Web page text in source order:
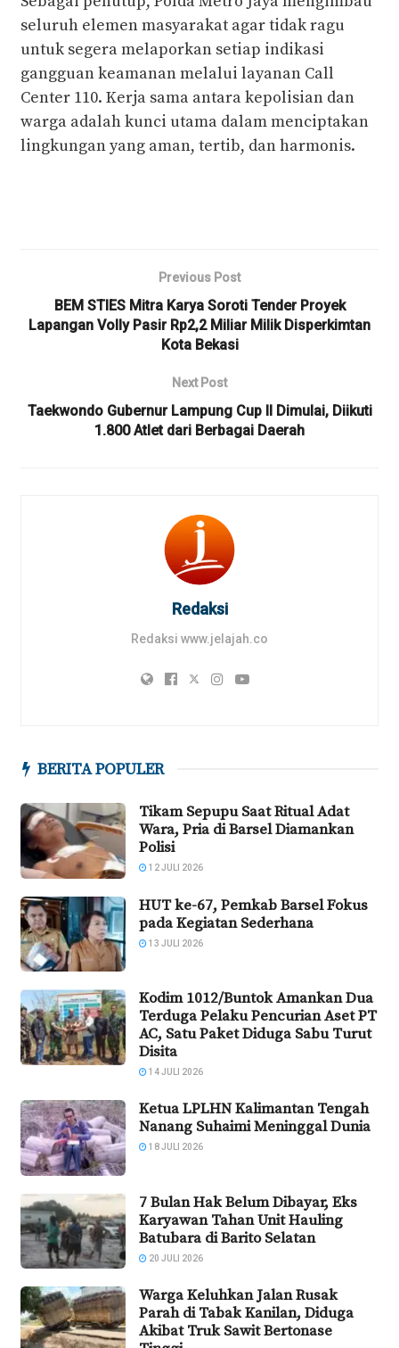
seluruh elemen masyarakat agar tidak ragu
untuk segera melaporkan setiap indikasi
gangguan keamanan melalui layanan Call
Center 110. Kerja sama antara kepolisian dan
warga adalah kunci utama dalam menciptakan
lingkungan yang aman, tertib, dan harmonis.
Previous Post
BEM STIES Mitra Karya Soroti Tender Proyek
Lapangan Volly Pasir Rp2,2 Miliar Milik Disperkimtan
Kota Bekasi
Next Post
Taekwondo Gubernur Lampung Cup II Dimulai, Diikuti
1.800 Atlet dari Berbagai Daerah
Redaksi
Redaksi www.jelajah.co
BERITA POPULER
Tikam Sepupu Saat Ritual Adat
Wara, Pria di Barsel Diamankan
Polisi
12 JULI 2026
HUT ke-67, Pemkab Barsel Fokus
pada Kegiatan Sederhana
13 JULI 2026
Kodim 1012/Buntok Amankan Dua
Terduga Pelaku Pencurian Aset PT
AC, Satu Paket Diduga Sabu Turut
Disita
14 JULI 2026
Ketua LPLHN Kalimantan Tengah
Nanang Suhaimi Meninggal Dunia
18 JULI 2026
7 Bulan Hak Belum Dibayar, Eks
Karyawan Tahan Unit Hauling
Batubara di Barito Selatan
20 JULI 2026
Warga Keluhkan Jalan Rusak
Parah di Tabak Kanilan, Diduga
Akibat Truk Sawit Bertonase